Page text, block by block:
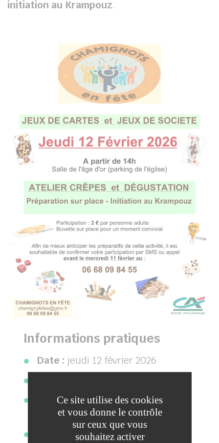
initiation au Krampouz.
Informations pratiques
Date : jeudi 12 février 2026
Lieu :Salle de l’Âge d’Or (parking
de l’église)
Participation :2 € par adulte
Ce site utilise des cookies
et vous donne le contrôle
sur ceux que vous
souhaitez activer